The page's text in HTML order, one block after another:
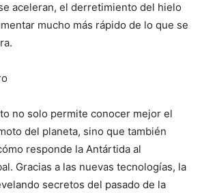
aceleran, el derretimiento del hielo
mucho más rápido de lo que se
no solo permite conocer mejor el
del planeta, sino que también
responde la Antártida al
Gracias a las nuevas tecnologías, la
secretos del pasado de la